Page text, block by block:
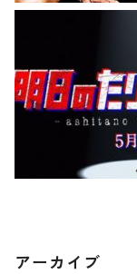
アーカイブ